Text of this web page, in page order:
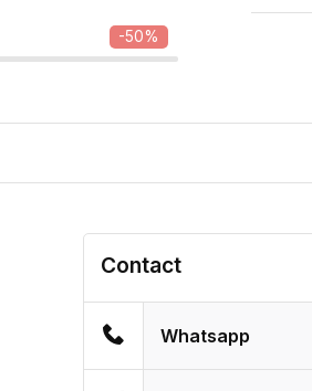
-50%
Contact
Whatsapp